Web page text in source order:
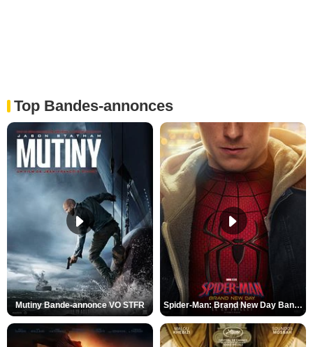
Top Bandes-annonces
Mutiny Bande-annonce VO STFR Spider-Man: Brand New Day Bande-annonce VO STFR